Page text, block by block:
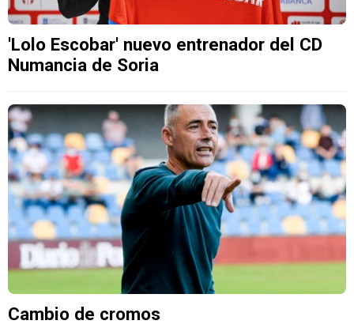
'Lolo Escobar' nuevo entrenador del CD
Numancia de Soria
Cambio de cromos